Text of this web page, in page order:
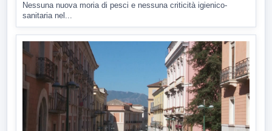
Nessuna nuova moria di pesci e nessuna criticità igienico-
sanitaria nel...